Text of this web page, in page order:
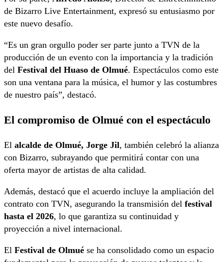
de Bizarro Live Entertainment, expresó su entusiasmo por
este nuevo desafío.
“Es un gran orgullo poder ser parte junto a TVN de la
producción de un evento con la importancia y la tradición
del Festival del Huaso de Olmué. Espectáculos como este
son una ventana para la música, el humor y las costumbres
de nuestro país”, destacó.
El compromiso de Olmué con el espectáculo
El alcalde de Olmué, Jorge Jil, también celebró la alianza
con Bizarro, subrayando que permitirá contar con una
oferta mayor de artistas de alta calidad.
Además, destacó que el acuerdo incluye la ampliación del
contrato con TVN, asegurando la transmisión del festival
hasta el 2026, lo que garantiza su continuidad y
proyección a nivel internacional.
El Festival de Olmué se ha consolidado como un espacio